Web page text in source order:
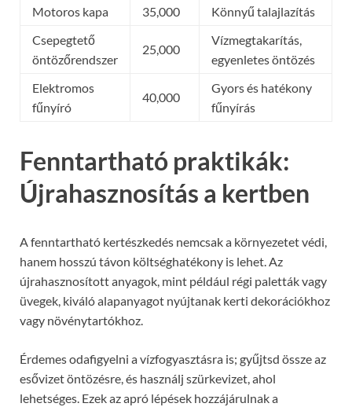
Motoros kapa
35,000
Könnyű talajlazítás
Csepegtető
öntözőrendszer
25,000
Vízmegtakarítás,
egyenletes öntözés
Elektromos
fűnyíró
40,000
Gyors és hatékony
fűnyírás
Fenntartható praktikák:
Újrahasznosítás a kertben
A fenntartható kertészkedés nemcsak a környezetet védi,
hanem hosszú távon költséghatékony is lehet. Az
újrahasznosított anyagok, mint például régi paletták vagy
üvegek, kiváló alapanyagot nyújtanak kerti dekorációkhoz
vagy növénytartókhoz.
Érdemes odafigyelni a vízfogyasztásra is; gyűjtsd össze az
esővizet öntözésre, és használj szürkevizet, ahol
lehetséges. Ezek az apró lépések hozzájárulnak a